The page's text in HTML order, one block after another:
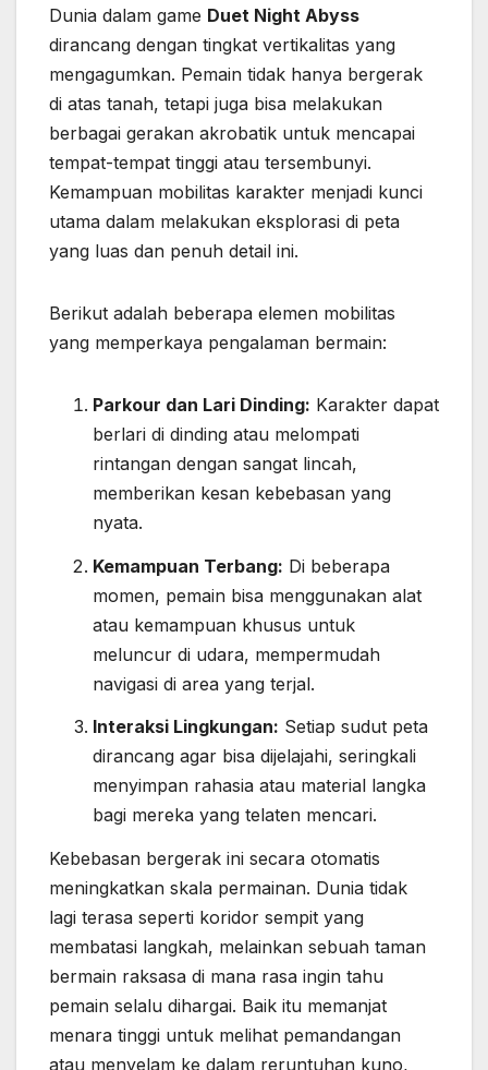
Dunia dalam game Duet Night Abyss
dirancang dengan tingkat vertikalitas yang
mengagumkan. Pemain tidak hanya bergerak
di atas tanah, tetapi juga bisa melakukan
berbagai gerakan akrobatik untuk mencapai
tempat-tempat tinggi atau tersembunyi.
Kemampuan mobilitas karakter menjadi kunci
utama dalam melakukan eksplorasi di peta
yang luas dan penuh detail ini.
Berikut adalah beberapa elemen mobilitas
yang memperkaya pengalaman bermain:
Parkour dan Lari Dinding: Karakter dapat
berlari di dinding atau melompati
rintangan dengan sangat lincah,
memberikan kesan kebebasan yang
nyata.
Kemampuan Terbang: Di beberapa
momen, pemain bisa menggunakan alat
atau kemampuan khusus untuk
meluncur di udara, mempermudah
navigasi di area yang terjal.
Interaksi Lingkungan: Setiap sudut peta
dirancang agar bisa dijelajahi, seringkali
menyimpan rahasia atau material langka
bagi mereka yang telaten mencari.
Kebebasan bergerak ini secara otomatis
meningkatkan skala permainan. Dunia tidak
lagi terasa seperti koridor sempit yang
membatasi langkah, melainkan sebuah taman
bermain raksasa di mana rasa ingin tahu
pemain selalu dihargai. Baik itu memanjat
menara tinggi untuk melihat pemandangan
atau menyelam ke dalam reruntuhan kuno,